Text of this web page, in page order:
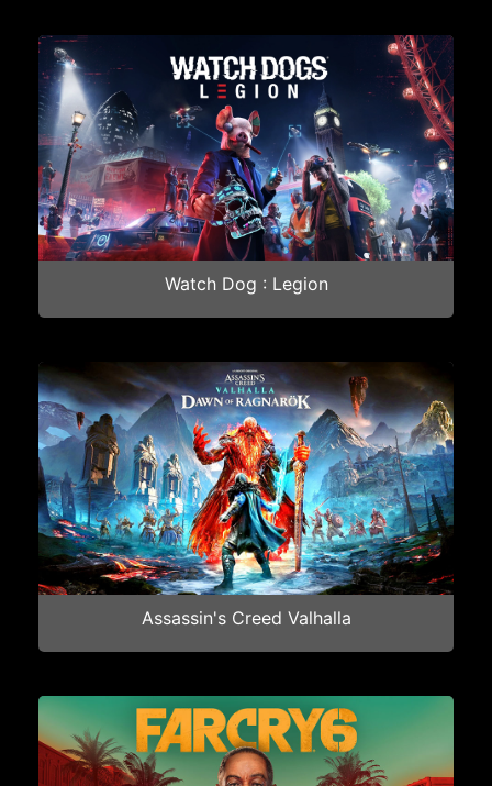
Watch Dog : Legion
Assassin's Creed Valhalla